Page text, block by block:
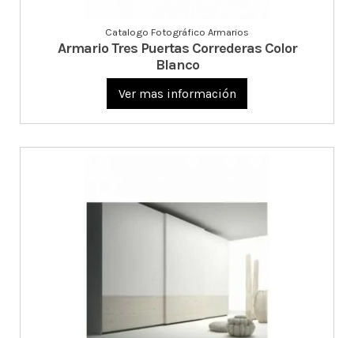
Catalogo Fotográfico Armarios
Armario Tres Puertas Correderas Color
Blanco
Ver mas información